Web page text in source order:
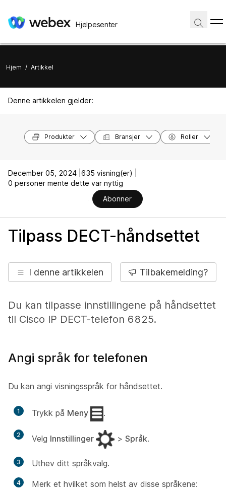
Hjelpesenter
Hjem / Artikkel
Denne artikkelen gjelder:
Produkter Bransjer Roller
December 05, 2024 | 635 visning(er) |
0 personer mente dette var nyttig
Abonner
Tilpass DECT-håndsettet
I denne artikkelen Tilbakemelding?
Du kan tilpasse innstillingene på håndsettet
til Cisco IP DECT-telefon 6825.
Angi språk for telefonen
Du kan angi visningsspråk for håndsettet.
1 Trykk på Meny .
2 Velg Innstillinger > Språk.
3 Uthev ditt språkvalg.
4
Merk et hvilket som helst av disse språkene: